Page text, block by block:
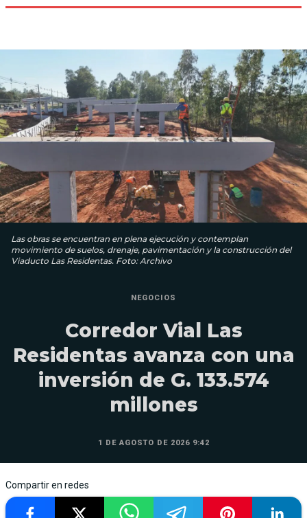
Las obras se encuentran en plena ejecución y contemplan
movimiento de suelos, drenaje, pavimentación y la construcción del
Viaducto Las Residentas. Foto: Archivo
NEGOCIOS
Corredor Vial Las
Residentas avanza con una
inversión de G. 133.574
millones
1 DE AGOSTO DE 2026 9:42
Compartir en redes